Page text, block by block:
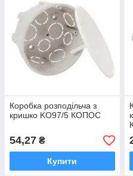
Коробка розподільча з
кришко KO97/5 КОПОС
54,27 ₴
Купити